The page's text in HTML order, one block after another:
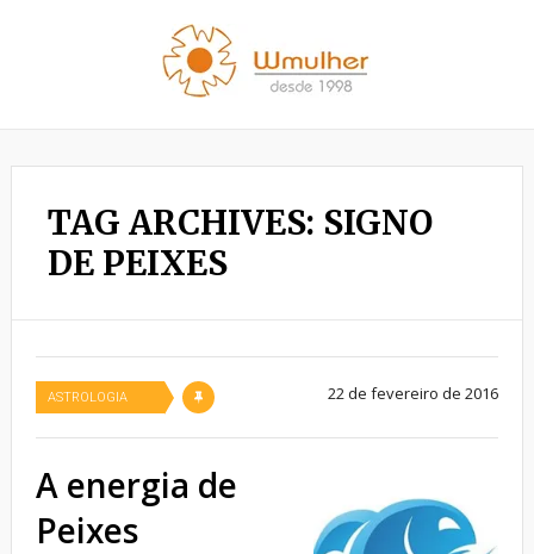
TAG ARCHIVES: SIGNO
DE PEIXES
ASTROLOGIA 22 de fevereiro de 2016
A energia de
Peixes